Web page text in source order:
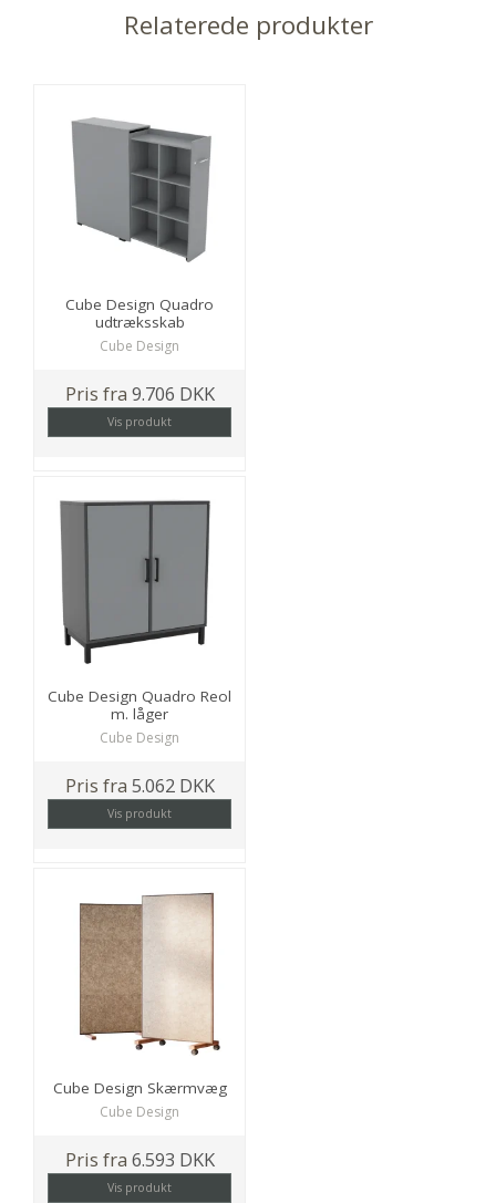
Relaterede produkter
Cube Design Quadro
udtræksskab
Cube Design
Pris fra 9.706 DKK
Vis produkt
Cube Design Quadro Reol
m. låger
Cube Design
Pris fra 5.062 DKK
Vis produkt
Cube Design Skærmvæg
Cube Design
Pris fra 6.593 DKK
Vis produkt